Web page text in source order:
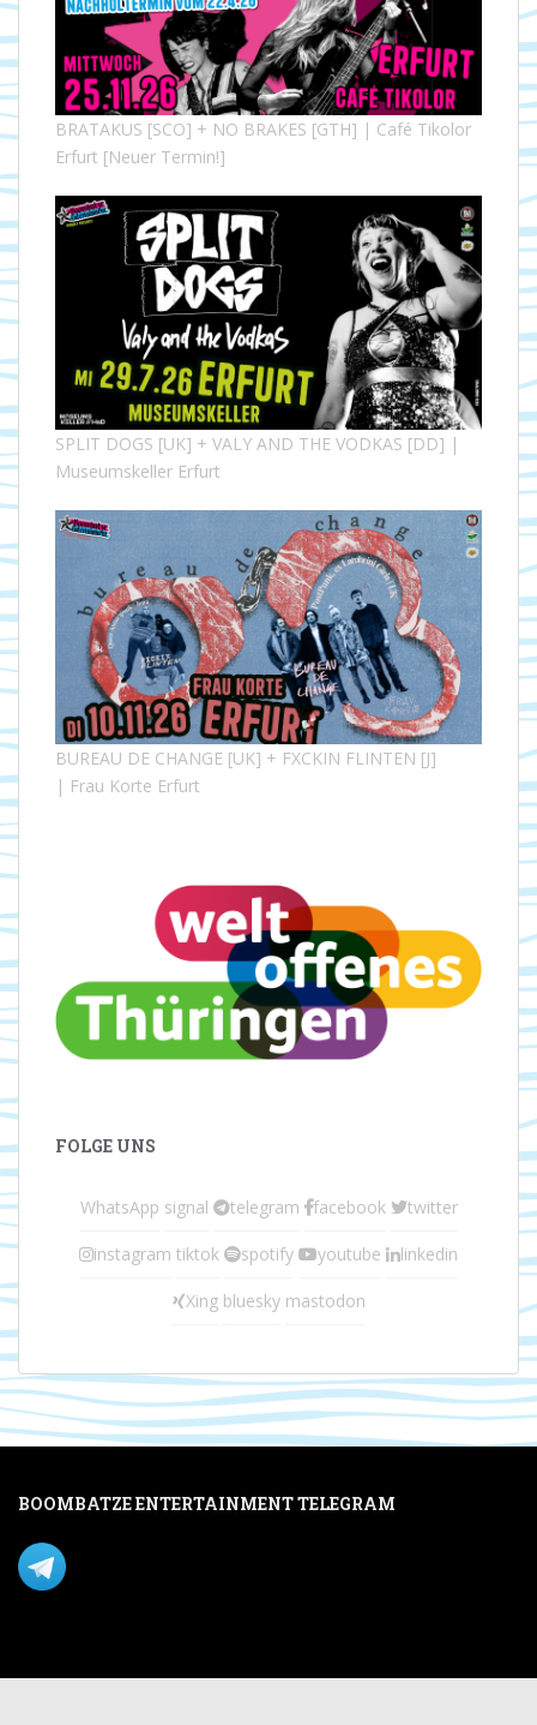
BRATAKUS [SCO] + NO BRAKES [GTH] | Café Tikolor
Erfurt [Neuer Termin!]
SPLIT DOGS [UK] + VALY AND THE VODKAS [DD] |
Museumskeller Erfurt
BUREAU DE CHANGE [UK] + FXCKIN FLINTEN [J]
| Frau Korte Erfurt
FOLGE UNS
WhatsApp signal telegram facebook twitter
instagram tiktok spotify youtube linkedin
Xing bluesky mastodon
BOOMBATZE ENTERTAINMENT TELEGRAM